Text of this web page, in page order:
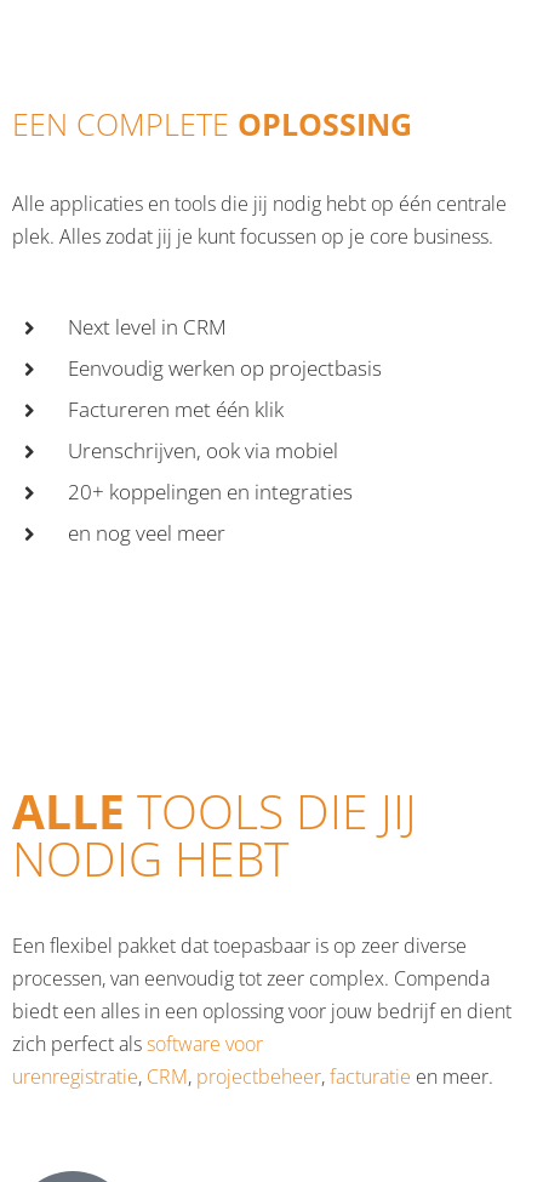
EEN COMPLETE OPLOSSING
Alle applicaties en tools die jij nodig hebt op één centrale
plek. Alles zodat jij je kunt focussen op je core business.
Next level in CRM
Eenvoudig werken op projectbasis
Factureren met één klik
Urenschrijven, ook via mobiel
20+ koppelingen en integraties
en nog veel meer
ALLE TOOLS DIE JIJ
NODIG HEBT
Een flexibel pakket dat toepasbaar is op zeer diverse
processen, van eenvoudig tot zeer complex. Compenda
biedt een alles in een oplossing voor jouw bedrijf en dient
zich perfect alssoftware voor
urenregistratie, CRM, projectbeheer,facturatie en meer.